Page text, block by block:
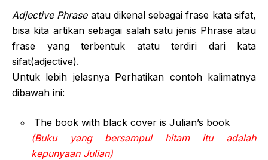
Adjective Phraseatau dikenal sebagai frase kata sifat,
bisa kita artikan sebagai salah satu jenis Phrase atau
frase yang terbentuk atatu terdiri dari kata
sifat(adjective).
Untuk lebih jelasnya Perhatikan contoh kalimatnya
dibawah ini:
The book with black cover is Julian’s book
(Buku yang bersampul hitam itu adalah
kepunyaan Julian)